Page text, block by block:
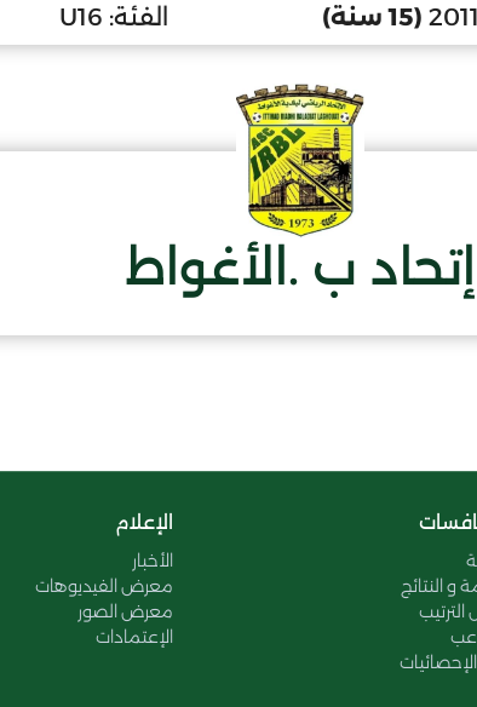
(15 سنة) الفئة: U16
إتحاد ب .الأغواط
و النتائج
الإعلام
الأخبار
معرض الفيديوهات
معرض الصور
الإعتمادات